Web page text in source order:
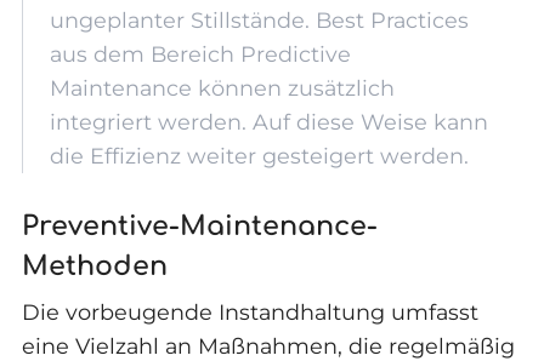
ungeplanter Stillstände. Best Practices
aus dem Bereich Predictive
Maintenance können zusätzlich
integriert werden. Auf diese Weise kann
die Effizienz weiter gesteigert werden.
Preventive-Maintenance-
Methoden
Die vorbeugende Instandhaltung umfasst
eine Vielzahl an Maßnahmen, die regelmäßig